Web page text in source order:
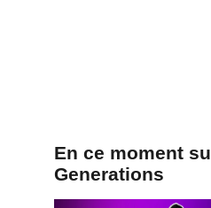
En ce moment
Generations